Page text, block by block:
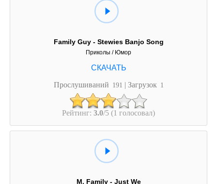
Family Guy - Stewies Banjo Song
Приколы / Юмор
Прослушиваний 191 | Загрузок 1
Рейтинг: 3.0/5 (1 голосовал)
M. Family - Just We